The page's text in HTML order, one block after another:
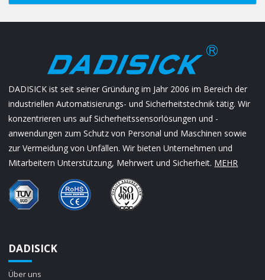
DADISICK ist seit seiner Gründung im Jahr 2006 im Bereich der
industriellen Automatisierungs- und Sicherheitstechnik tätig. Wir
konzentrieren uns auf Sicherheitssensorlösungen und -
anwendungen zum Schutz von Personal und Maschinen sowie
zur Vermeidung von Unfällen. Wir bieten Unternehmen und
Mitarbeitern Unterstützung, Mehrwert und Sicherheit. MEHR
DADISICK
Über uns